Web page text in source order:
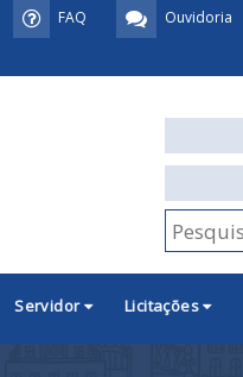
Ouvidoria
FAQ
Servidor Licitações